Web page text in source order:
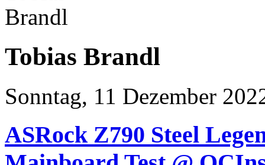
Tobias Brandl
Sonntag, 11 Dezember
ASRock Z790 Steel